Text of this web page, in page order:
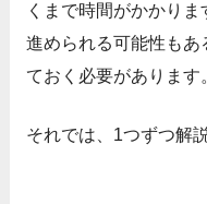
くまで時間がかかり
進められる可能性もあ
ておく必要があります
それでは、1つずつ解